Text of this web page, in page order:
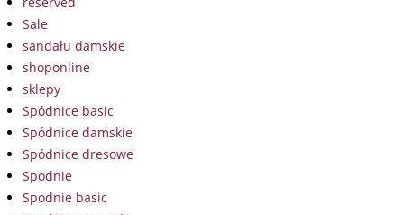
Sale
sandału damskie
shoponline
sklepy
Spódnice basic
Spódnice damskie
Spódnice dresowe
Spodnie
Spodnie basic